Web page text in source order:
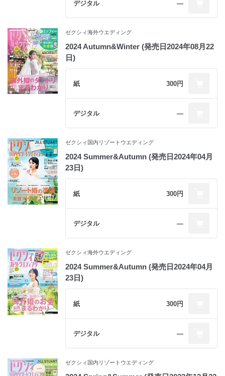
デジタル ―
ゼクシィ海外ウエディング
2024 Autumn&Winter (発売日2024年08月22
日)
紙 300円
デジタル ―
ゼクシィ国内リゾートウエディング
2024 Summer&Autumn (発売日2024年04月
23日)
紙 300円
デジタル ―
ゼクシィ海外ウエディング
2024 Summer&Autumn (発売日2024年04月
23日)
紙 300円
デジタル ―
ゼクシィ国内リゾートウエディング